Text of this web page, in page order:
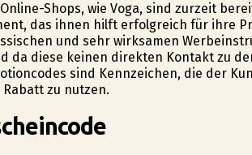
Online-Shops, wie Voga, sind zurzeit
das ihnen hilft erfolgreich für ihre
und sehr wirksamen
da diese keinen direkten Kontakt zu
sind Kennzeichen, die der
zu nutzen.